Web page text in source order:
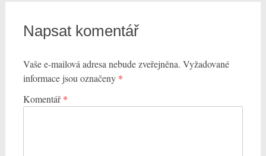
Napsat komentář
Vaše e-mailová adresa nebude zveřejněna. Vyžadované
informace jsou označeny *
Komentář*